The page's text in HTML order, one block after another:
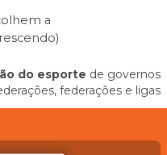
a
do esporte de governos
federações e ligas